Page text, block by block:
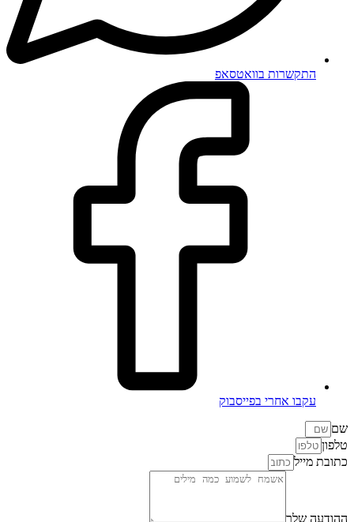
התקשרות בוואטסאפ
עקבו אחרי בפייסבוק
שם
טלפון
כתובת מייל
ההודעה שלך